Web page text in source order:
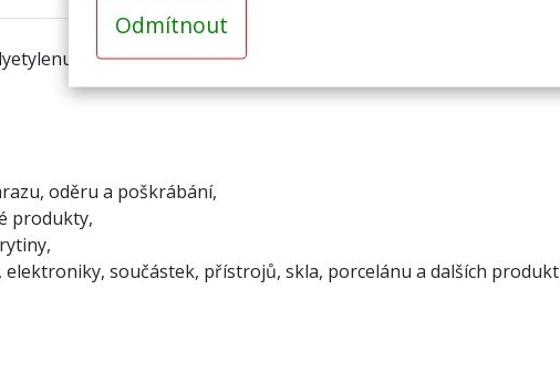
Odmítnout
s uzavřenou buněčnou strukturou. Velice oblíbený a
oděru a poškrábání,
produkty,
součástek, přístrojů, skla, porcelánu a dalších